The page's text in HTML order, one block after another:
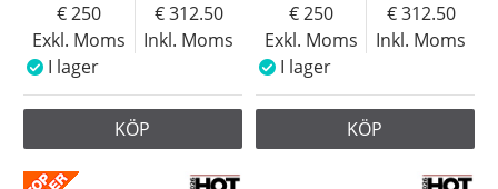
Exkl. Moms
250
Inkl. Moms
312.50
I lager
KÖP
Exkl. Moms
250
Inkl. Moms
312.50
I lager
KÖP